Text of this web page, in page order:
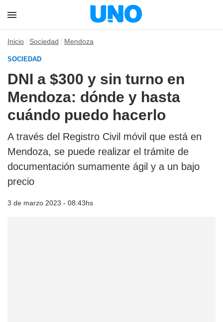
Inicio Sociedad Mendoza
SOCIEDAD
DNI a $300 y sin turno en
Mendoza: dónde y hasta
cuándo puedo hacerlo
A través del Registro Civil móvil que está en
Mendoza, se puede realizar el trámite de
documentación sumamente ágil y a un bajo
precio
3 de marzo 2023 - 08:43hs